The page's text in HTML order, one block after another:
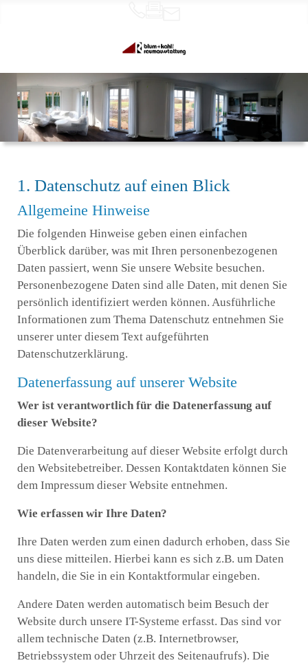
1. Datenschutz auf einen Blick
Allgemeine Hinweise
Die folgenden Hinweise geben einen einfachen
Überblick darüber, was mit Ihren personenbezogenen
Daten passiert, wenn Sie unsere Website besuchen.
Personenbezogene Daten sind alle Daten, mit denen Sie
persönlich identifiziert werden können. Ausführliche
Informationen zum Thema Datenschutz entnehmen Sie
unserer unter diesem Text aufgeführten
Datenschutzerklärung.
Datenerfassung auf unserer Website
Wer ist verantwortlich für die Datenerfassung auf
dieser Website?
Die Datenverarbeitung auf dieser Website erfolgt durch
den Websitebetreiber. Dessen Kontaktdaten können Sie
dem Impressum dieser Website entnehmen.
Wie erfassen wir Ihre Daten?
Ihre Daten werden zum einen dadurch erhoben, dass Sie
uns diese mitteilen. Hierbei kann es sich z.B. um Daten
handeln, die Sie in ein Kontaktformular eingeben.
Andere Daten werden automatisch beim Besuch der
Website durch unsere IT-Systeme erfasst. Das sind vor
allem technische Daten (z.B. Internetbrowser,
Betriebssystem oder Uhrzeit des Seitenaufrufs). Die